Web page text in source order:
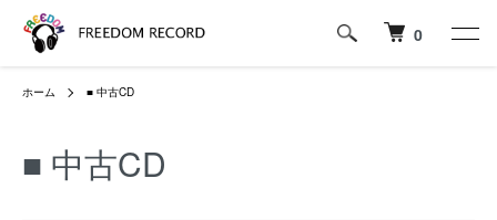
0
ホーム ■ 中古CD
■ 中古CD